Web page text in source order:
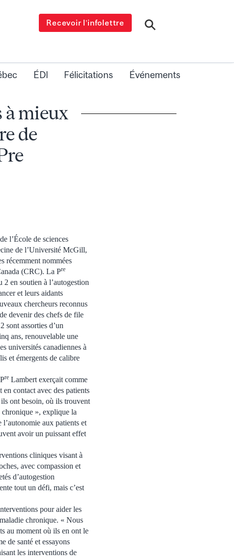
Recevoir l’infolettre
ÉDI Félicitations Événements
à mieux
de
l’École de sciences
de l’Université McGill,
récemment nommées
(CRC). La Pre
en soutien à l’autogestion
et leurs aidants
chercheurs reconnus
devenir des chefs de file
sont assorties d’un
ans, renouvelable une
universités canadiennes à
et émergents de calibre
re Lambert exerçait comme
contact avec des patients
ont besoin, où ils trouvent
», explique la
aux patients et
avoir un puissant effet
cliniques visant à
avec compassion et
d’autogestion
tout un défi, mais c’est
pour aider les
chronique. « Nous
au moment où ils en ont le
de santé et essayons
les interventions de